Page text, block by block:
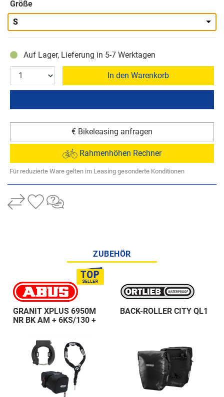
Größe
S
Auf Lager, Lieferung in 5-7 Werktagen
In den Warenkorb
€ Bikeleasing anfragen
Rahmenhöhen Rechner
Für reduzierte Ware gelten im Leasing gesonderte Konditionen
ZUBEHÖR
GRANIT XPLUS 6950M
NR BK AM + 6KS/130 +
BACK-ROLLER CITY QL1